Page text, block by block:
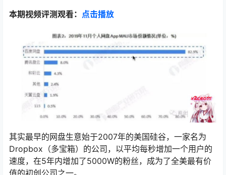
本期视频评测观看： 点击播放
其实最早的网盘生意始于2007年的美国硅谷，一家名为
Dropbox（多宝箱）的公司，以平均每秒增加一个用户的
速度，在5年内增加了5000W的粉丝，成为了全美最有价